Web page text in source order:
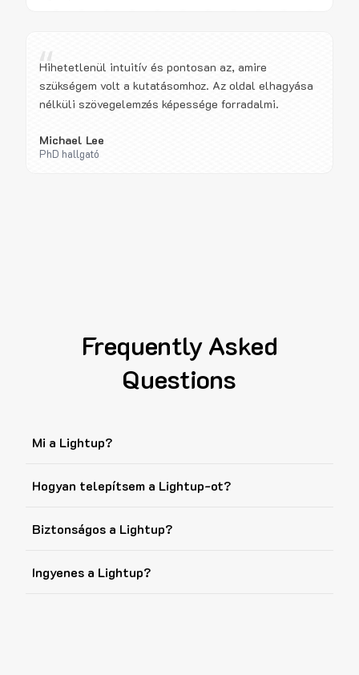
“
Hihetetlenül intuitív és pontosan az, amire
szükségem volt a kutatásomhoz. Az oldal elhagyása
nélküli szövegelemzés képessége forradalmi.
Michael Lee
PhD hallgató
Frequently Asked
Questions
Mi a Lightup?
Hogyan telepítsem a Lightup-ot?
Biztonságos a Lightup?
Ingyenes a Lightup?